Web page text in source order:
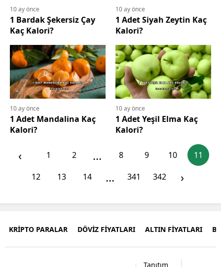
10 ay önce
1 Bardak Şekersiz Çay
Kaç Kalori?
10 ay önce
1 Adet Siyah Zeytin Kaç
Kalori?
10 ay önce
1 Adet Mandalina Kaç
Kalori?
10 ay önce
1 Adet Yeşil Elma Kaç
Kalori?
‹ 1 2 ... 8 9 10
11
12
13 14 ... 341 342 ›
KRİPTO PARALAR DÖVİZ FİYATLARI ALTIN FİYATLARI
Tanıtım